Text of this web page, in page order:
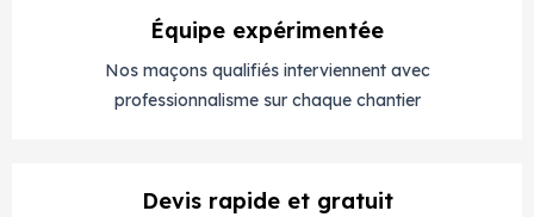
Équipe expérimentée
Nos maçons qualifiés interviennent avec
professionnalisme sur chaque chantier
Devis rapide et gratuit